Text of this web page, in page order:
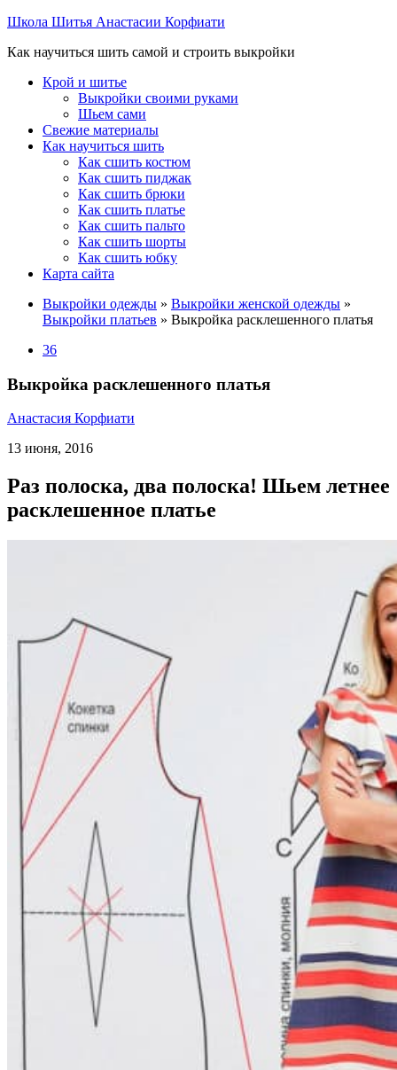
Школа Шитья Анастасии Корфиати
Как научиться шить самой и строить выкройки
Крой и шитье
Выкройки своими руками
Шьем сами
Свежие материалы
Как научиться шить
Как сшить костюм
Как сшить пиджак
Как сшить брюки
Как сшить платье
Как сшить пальто
Как сшить шорты
Как сшить юбку
Карта сайта
Выкройки одежды » Выкройки женской одежды »
Выкройки платьев » Выкройка расклешенного платья
36
Выкройка расклешенного платья
Анастасия Корфиати
13 июня, 2016
Раз полоска, два полоска! Шьем летнее
расклешенное платье